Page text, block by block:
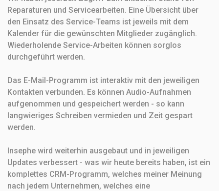
Reparaturen und Servicearbeiten. Eine Übersicht über
den Einsatz des Service-Teams ist jeweils mit dem
Kalender für die gewünschten Mitglieder zugänglich.
Wiederholende Service-Arbeiten können sorglos
durchgeführt werden.
Das E-Mail-Programm ist interaktiv mit den jeweiligen
Kontakten verbunden. Es können Audio-Aufnahmen
aufgenommen und gespeichert werden - so kann
langwieriges Schreiben vermieden und Zeit gespart
werden.
Insephe wird weiterhin ausgebaut und in jeweiligen
Updates verbessert - was wir heute bereits haben, ist ein
komplettes CRM-Programm, welches meiner Meinung
nach jedem Unternehmen, welches eine